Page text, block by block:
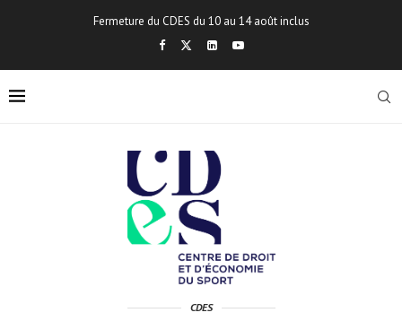
Fermeture du CDES du 10 au 14 août inclus
CDES